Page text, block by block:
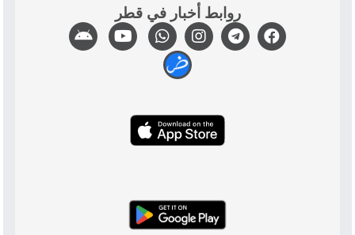
روابط أخبار في قطر